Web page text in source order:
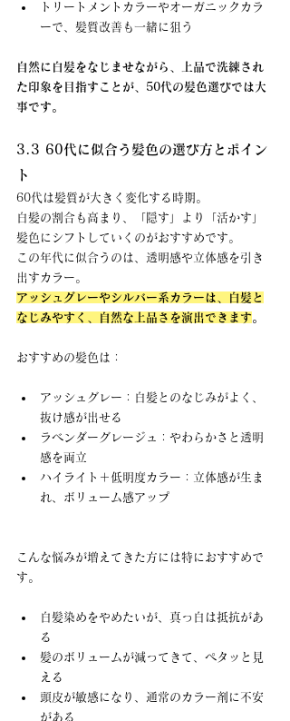
トリートメントカラーやオーガニックカラ
ーで、髪質改善も一緒に狙う
自然に白髪をなじませながら、上品で洗練され
た印象を目指すことが、50代の髪色選びでは大
事です。
3.3 60代に似合う髪色の選び方とポイン
ト
60代は髪質が大きく変化する時期。
白髪の割合も高まり、「隠す」より「活かす」
髪色にシフトしていくのがおすすめです。
この年代に似合うのは、透明感や立体感を引き
出すカラー。
アッシュグレーやシルバー系カラーは、白髪と
なじみやすく、自然な上品さを演出できます。
おすすめの髪色は：
アッシュグレー：白髪とのなじみがよく、
抜け感が出せる
ラベンダーグレージュ：やわらかさと透明
感を両立
ハイライト＋低明度カラー：立体感が生ま
れ、ボリューム感アップ
こんな悩みが増えてきた方には特におすすめで
す。
白髪染めをやめたいが、真っ白は抵抗があ
る
髪のボリュームが減ってきて、ペタッと見
える
頭皮が敏感になり、通常のカラー剤に不安
がある